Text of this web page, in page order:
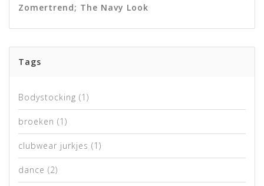
Zomertrend; The Navy Look
Tags
Bodystocking (1)
broeken (1)
clubwear jurkjes (1)
dance (2)